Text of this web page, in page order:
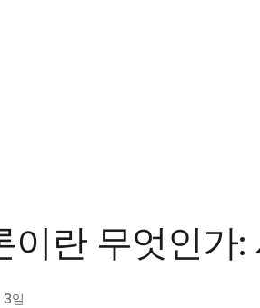
이란 무엇인가
일